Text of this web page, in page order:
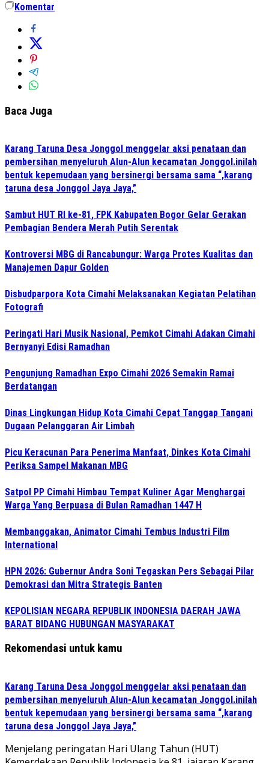
Komentar
Baca Juga
Karang Taruna Desa Jonggol menggelar aksi penataan dan
pembersihan menyeluruh Alun-Alun kecamatan Jonggol.inilah
bentuk kepemudaan yang bersinergi bersama sama “,karang
taruna desa Jonggol Jaya Jaya,”
Sambut HUT RI ke-81, FPK Kabupaten Bogor Gelar Gerakan
Pembagian Bendera Merah Putih Serentak
Kontroversi MBG di Rancabungur: Warga Protes Kualitas dan
Manajemen Dapur Golden
Disbudparpora Kota Cimahi Melaksanakan Kegiatan Pelatihan
Fotografi
Peringati Hari Musik Nasional, Pemkot Cimahi Adakan Cimahi
Bernyanyi Edisi Ramadhan
Pengunjung Ramadhan Expo Cimahi 2026 Semakin Ramai
Berdatangan
Dinas Lingkungan Hidup Kota Cimahi Cepat Tanggap Tangani
Dugaan Pelanggaran Air Limbah
Picu Keracunan Para Penerima Manfaat, Dinkes Kota Cimahi
Periksa Sampel Makanan MBG
Satpol PP Cimahi Himbau Tempat Kuliner Agar Menghargai
Warga Yang Berpuasa di Bulan Ramadhan 1447 H
Membanggakan, Animator Cimahi Tembus Industri Film
International
HPN 2026: Gubernur Andra Soni Tegaskan Pers Sebagai Pilar
Demokrasi dan Mitra Strategis Banten
KEPOLISIAN NEGARA REPUBLIK INDONESIA DAERAH JAWA
BARAT BIDANG HUBUNGAN MASYARAKAT
Rekomendasi untuk kamu
Karang Taruna Desa Jonggol menggelar aksi penataan dan
pembersihan menyeluruh Alun-Alun kecamatan Jonggol.inilah
bentuk kepemudaan yang bersinergi bersama sama “,karang
taruna desa Jonggol Jaya Jaya,”
‎Menjelang peringatan Hari Ulang Tahun (HUT)